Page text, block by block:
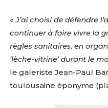
«J’ai choisi de défendre
continuer à faire vivre la
règles sanitaires, en
‘lèche-vitrine’ durant le
le galeriste Jean-Paul
toulousaine éponyme